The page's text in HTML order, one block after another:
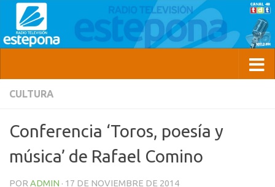
CULTURA
Conferencia ‘Toros, poesía y
música’ de Rafael Comino
POR ADMIN · 17 DE NOVIEMBRE DE 2014